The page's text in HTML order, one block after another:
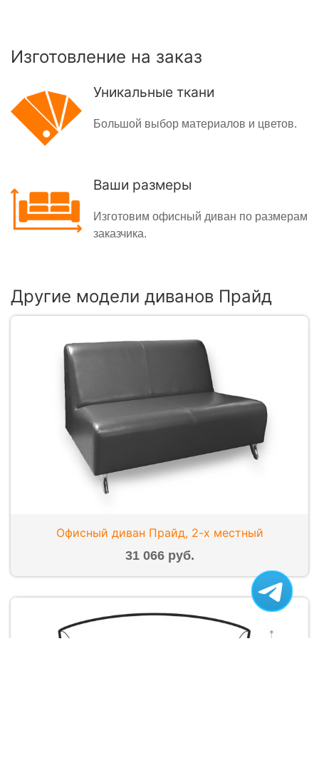
Изготовление на заказ
Уникальные ткани
Большой выбор материалов и цветов.
Ваши размеры
Изготовим офисный диван по размерам
заказчика.
Другие модели диванов Прайд
Офисный диван Прайд, 2-х местный
31 066 руб.